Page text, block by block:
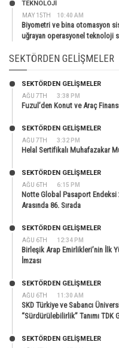
MAY 15TH 10:40 AM
TEKNOLOJİ
Biyometri ve bina otomasyon
uğrayan operasyonel teknoloji
SEKTÖRDEN GELIŞMELER
AĞU 7TH 3:38 PM
SEKTÖRDEN GELIŞMELER
Fuzul’den Konut ve Araç
AĞU 7TH 3:32 PM
SEKTÖRDEN GELIŞMELER
Helal Sertifikalı Muhafazakar
AĞU 6TH 6:15 PM
SEKTÖRDEN GELIŞMELER
Notte Global Pasaport
Arasında 86. Sırada
AĞU 6TH 12:34 PM
SEKTÖRDEN GELIŞMELER
Birleşik Arap Emirlikleri’nin İlk
İmzası
AĞU 6TH 11:30 AM
SEKTÖRDEN GELIŞMELER
SKD Türkiye ve Sabancı
“Sürdürülebilirlik” Tanımı TDK
SEKTÖRDEN GELIŞMELER